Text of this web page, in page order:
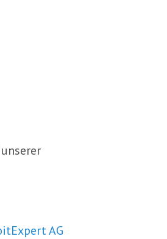
AG